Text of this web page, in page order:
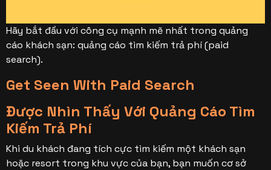
Hãy bắt đầu với công cụ mạnh mẽ nhất trong quảng
cáo khách sạn: quảng cáo tìm kiếm trả phí (paid
search).
Get Seen With Paid Search
Được Nhìn Thấy Với Quảng Cáo Tìm
Kiếm Trả Phí
Khi du khách đang tích cực tìm kiếm một khách sạn
hoặc resort trong khu vực của bạn, bạn muốn cơ sở